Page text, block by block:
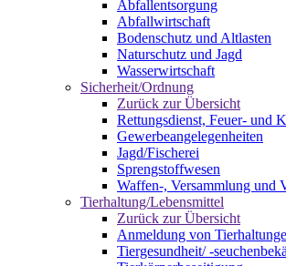
Abfallentsorgung
Abfallwirtschaft
Bodenschutz und Altlasten
Naturschutz und Jagd
Wasserwirtschaft
Sicherheit/Ordnung
Zurück zur Übersicht
Rettungsdienst, Feuer- und
Gewerbeangelegenheiten
Jagd/Fischerei
Sprengstoffwesen
Waffen-, Versammlung und
Tierhaltung/Lebensmittel
Zurück zur Übersicht
Anmeldung von
Tiergesundheit/ -